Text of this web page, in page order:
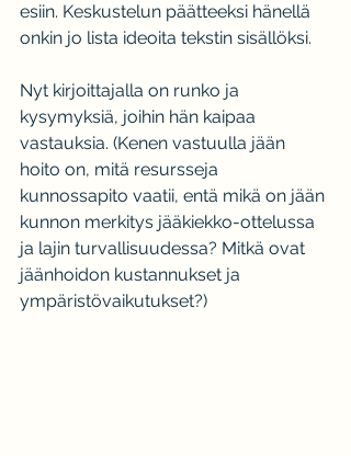
esiin. Keskustelun päätteeksi hänellä
onkin jo lista ideoita tekstin sisällöksi.
Nyt kirjoittajalla on runko ja
kysymyksiä, joihin hän kaipaa
vastauksia. (Kenen vastuulla jään
hoito on, mitä resursseja
kunnossapito vaatii, entä mikä on jään
kunnon merkitys jääkiekko-ottelussa
ja lajin turvallisuudessa? Mitkä ovat
jäänhoidon kustannukset ja
ympäristövaikutukset?)